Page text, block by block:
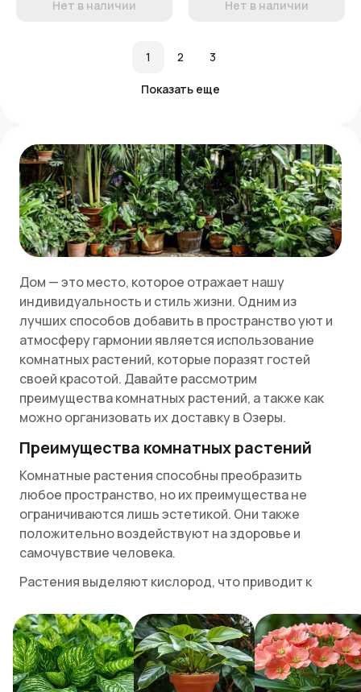
Нет в наличии Нет в наличии
1 2 3
Показать еще
Дом — это место, которое отражает нашу
индивидуальность и стиль жизни. Одним из
лучших способов добавить в пространство уют и
атмосферу гармонии является использование
комнатных растений, которые поразят гостей
своей красотой. Давайте рассмотрим
преимущества комнатных растений, а также как
можно организовать их доставку в Озеры.
Преимущества комнатных растений
Комнатные растения способны преобразить
любое пространство, но их преимущества не
ограничиваются лишь эстетикой. Они также
положительно воздействуют на здоровье и
самочувствие человека.
Растения выделяют кислород, что приводит к
образом, наличие зелени в доме способствует
здоровой атмосфере и уменьшению рисков
заболеваний.